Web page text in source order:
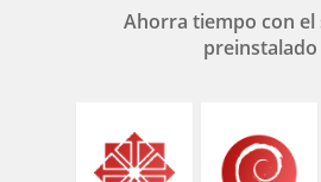
Ahorra tiempo con
preinstalado